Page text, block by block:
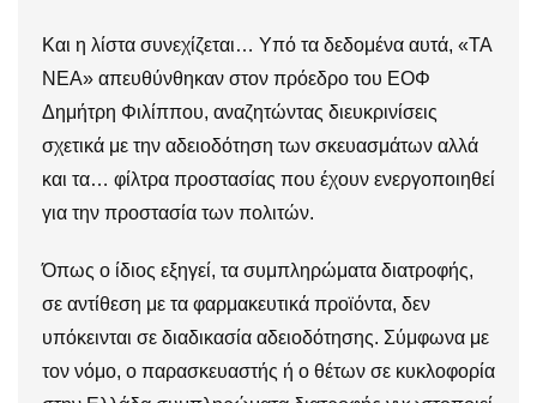
Και η λίστα συνεχίζεται… Υπό τα δεδομένα αυτά, «ΤΑ
ΝΕΑ» απευθύνθηκαν στον πρόεδρο του ΕΟΦ
Δημήτρη Φιλίππου, αναζητώντας διευκρινίσεις
σχετικά με την αδειοδότηση των σκευασμάτων αλλά
και τα… φίλτρα προστασίας που έχουν ενεργοποιηθεί
για την προστασία των πολιτών.
Όπως ο ίδιος εξηγεί, τα συμπληρώματα διατροφής,
σε αντίθεση με τα φαρμακευτικά προϊόντα, δεν
υπόκεινται σε διαδικασία αδειοδότησης. Σύμφωνα με
τον νόμο, ο παρασκευαστής ή ο θέτων σε κυκλοφορία